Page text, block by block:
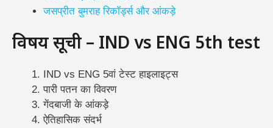
जसप्रीत बुमराह रिकॉर्ड्स और आंकड़े
विषय सूची – IND vs ENG 5th test
IND vs ENG 5वां टेस्ट हाइलाइट्स
पारी पतन का विवरण
गेंदबाजी के आंकड़े
ऐतिहासिक संदर्भ